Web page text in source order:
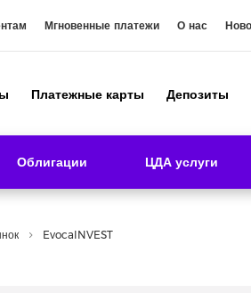
Мгновенные платежи О нас
Платежные карты Депозиты
Облигации ЦДА услуги
EvocaINVEST